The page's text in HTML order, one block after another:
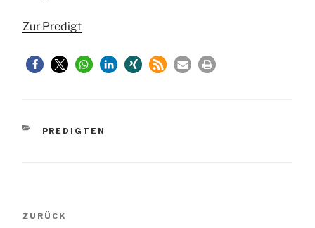
Zur Predigt
KATEGORIEN
PREDIGTEN
Vorheriger
ZURÜCK